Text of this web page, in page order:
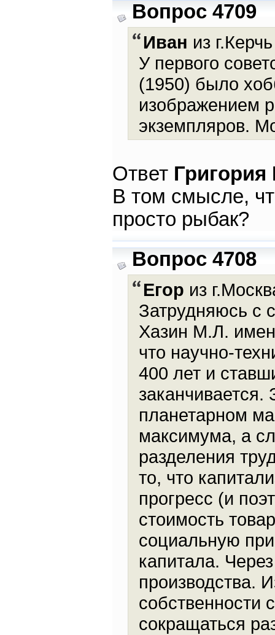
Вопрос 4709
Иван из
У первого
(1950) было
изображением
экземпляров.
Ответ
В том смысле,
просто рыбак?
Вопрос 4708
Егор из
Затрудняюсь с
Хазин М.Л.
что научно-
400 лет и
заканчивается.
планетарном
максимума, а
разделения
то, что
прогресс (и
стоимость
социальную
капитала.
производства.
собственности
сокращаться